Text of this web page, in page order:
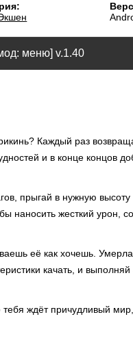
меню] v.1.40
Каждый раз
и в конце концов
прыгай в нужную высоту
наносить жесткий урон,
её как хочешь.
качать, и выполняй
ждёт причудливый мир,